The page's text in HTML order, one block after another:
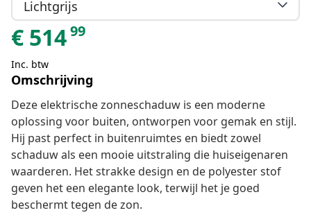
Lichtgrijs
€ 51499
Inc. btw
Omschrijving
Deze elektrische zonneschaduw is een moderne
oplossing voor buiten, ontworpen voor gemak en stijl.
Hij past perfect in buitenruimtes en biedt zowel
schaduw als een mooie uitstraling die huiseigenaren
waarderen. Het strakke design en de polyester stof
geven het een elegante look, terwijl het je goed
beschermt tegen de zon.